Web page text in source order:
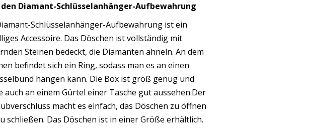
Diamant-Schlüsselanhänger-Aufbewahrung
Schlüsselanhänger-Aufbewahrung ist ein
Accessoire. Das Döschen ist vollständig mit
Steinen bedeckt, die Diamanten ähneln. An dem
befindet sich ein Ring, sodass man es an einen
hängen kann. Die Box ist groß genug und
auch an einem Gürtel einer Tasche gut aussehen.Der
macht es einfach, das Döschen zu öffnen
schließen. Das Döschen ist in einer Größe erhältlich.